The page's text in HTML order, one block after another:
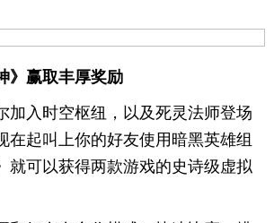
》赢取丰厚奖励
加入时空枢纽，以及死灵法师登场
在起叫上你的好友使用暗黑英雄组
就可以获得两款游戏的史诗级虚拟